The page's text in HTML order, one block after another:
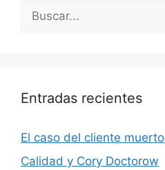
Buscar:
Entradas recientes
El caso del cliente muerto
Calidad y Cory Doctorow